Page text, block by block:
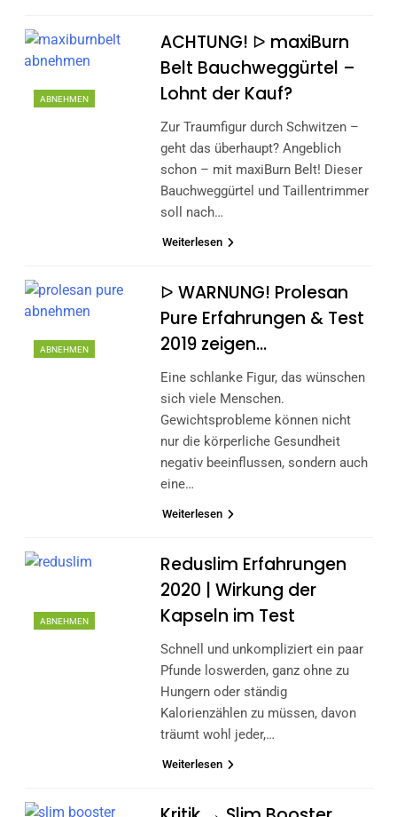
ABNEHMEN
ACHTUNG! ᐅ maxiBurn
Belt Bauchweggürtel –
Lohnt der Kauf?
Zur Traumfigur durch Schwitzen –
geht das überhaupt? Angeblich
schon – mit maxiBurn Belt! Dieser
Bauchweggürtel und Taillentrimmer
soll nach…
Weiterlesen
ABNEHMEN
ᐅ WARNUNG! Prolesan
Pure Erfahrungen & Test
2019 zeigen…
Eine schlanke Figur, das wünschen
sich viele Menschen.
Gewichtsprobleme können nicht
nur die körperliche Gesundheit
negativ beeinflussen, sondern auch
eine…
Weiterlesen
ABNEHMEN
Reduslim Erfahrungen
2020 | Wirkung der
Kapseln im Test
Schnell und unkompliziert ein paar
Pfunde loswerden, ganz ohne zu
Hungern oder ständig
Kalorienzählen zu müssen, davon
träumt wohl jeder,…
Weiterlesen